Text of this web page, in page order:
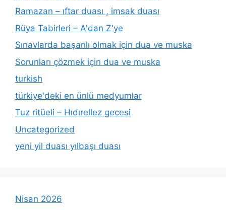
Ramazan – ıftar duası , imsak duası
Rüya Tabirleri – A'dan Z'ye
Sınavlarda başarılı olmak için dua ve muska
Sorunları çözmek için dua ve muska
turkish
türkiye'deki en ünlü medyumlar
Tuz ritüeli – Hıdırellez gecesi
Uncategorized
yeni yil duası yılbaşı duası
Nisan 2026